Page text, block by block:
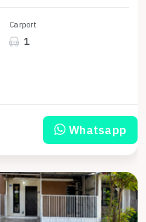
Carport
1
Whatsapp